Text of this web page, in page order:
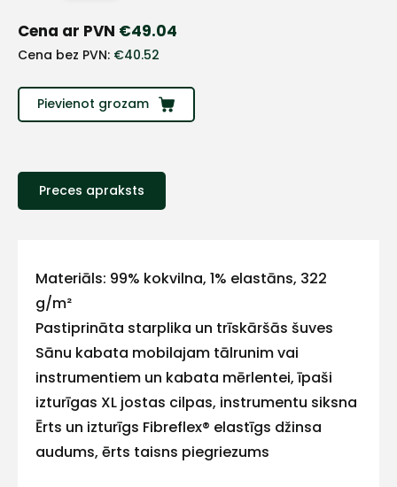
Cena ar PVN €49.04
Cena bez PVN: €40.52
Pievienot grozam
Preces apraksts
Materiāls: 99% kokvilna, 1% elastāns, 322
g/m²
Pastiprināta starplika un trīskāršās šuves
Sānu kabata mobilajam tālrunim vai
instrumentiem un kabata mērlentei, īpaši
izturīgas XL jostas cilpas, instrumentu siksna
Ērts un izturīgs Fibreflex® elastīgs džinsa
audums, ērts taisns piegriezums
Sazinies
ar
mums!
+